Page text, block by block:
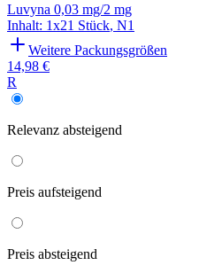
Luvyna 0,03 mg/2 mg
Inhalt: 1x21 Stück, N1
Weitere Packungsgrößen
14,98 €
R
Relevanz absteigend
Preis aufsteigend
Preis absteigend